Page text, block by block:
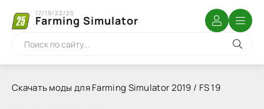
Farming Simulator
17/19/22/25
Скачать моды для Farming Simulator 2019 / FS 19